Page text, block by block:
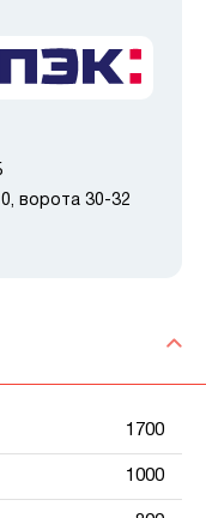
ворота 30-32
1700
1000